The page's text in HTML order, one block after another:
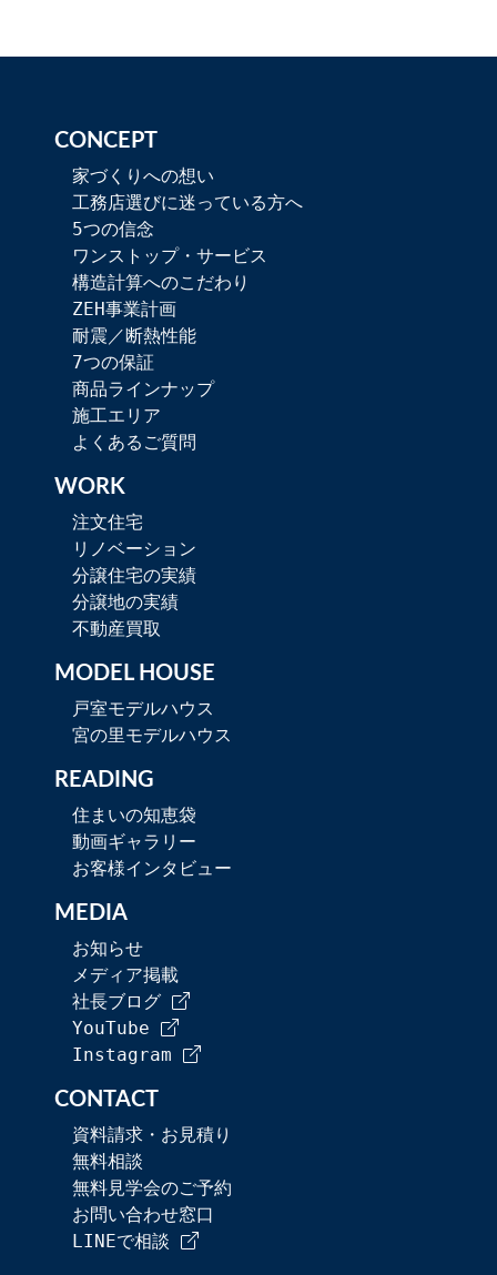
CONCEPT
家づくりへの想い
工務店選びに迷っている方へ
5つの信念
ワンストップ・サービス
構造計算へのこだわり
ZEH事業計画
耐震／断熱性能
7つの保証
商品ラインナップ
施工エリア
よくあるご質問
WORK
注文住宅
リノベーション
分譲住宅の実績
分譲地の実績
不動産買取
MODEL HOUSE
戸室モデルハウス
宮の里モデルハウス
READING
住まいの知恵袋
動画ギャラリー
お客様インタビュー
MEDIA
お知らせ
メディア掲載
社長ブログ
YouTube
Instagram
CONTACT
資料請求・お見積り
無料相談
無料見学会のご予約
お問い合わせ窓口
LINEで相談